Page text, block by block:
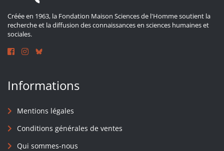
Créée en 1963, la Fondation Maison Sciences de l'Homme soutient la
recherche et la diffusion des connaissances en sciences humaines et
sociales.
Informations
Mentions légales
Conditions générales de ventes
Qui sommes-nous